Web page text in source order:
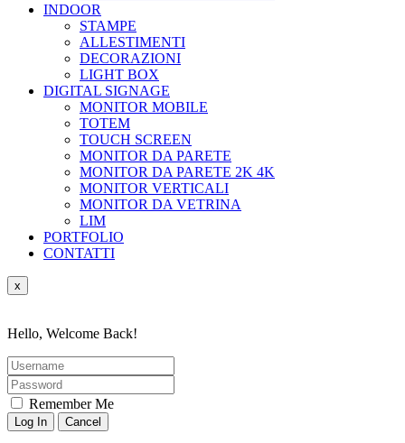
INDOOR
STAMPE
ALLESTIMENTI
DECORAZIONI
LIGHT BOX
DIGITAL SIGNAGE
MONITOR MOBILE
TOTEM
TOUCH SCREEN
MONITOR DA PARETE
MONITOR DA PARETE 2K 4K
MONITOR VERTICALI
MONITOR DA VETRINA
LIM
PORTFOLIO
CONTATTI
x
Hello, Welcome Back!
Remember Me